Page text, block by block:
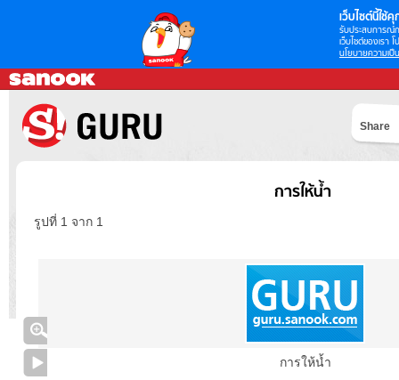
เว็บไซต์นี้ใช้คุ
รับประสบการณ์
เว็บไซต์ของเรา
นโยบายความเป็
Share
การให้น้ำ
รูปที่ 1 จาก 1
การให้น้ำ